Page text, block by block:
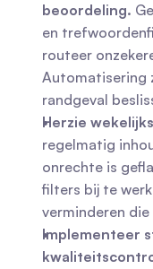
beoordeling.
en
routeer
Automatisering
randgeval
Herzie
regelmatig
onrechte is
filters bij te
verminderen
Implementeer